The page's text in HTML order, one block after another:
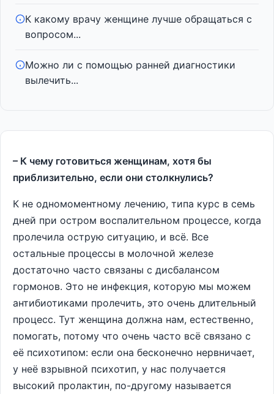
К какому врачу женщине лучше обращаться с
вопросом...
Можно ли с помощью ранней диагностики
вылечить...
– К чему готовиться женщинам, хотя бы
приблизительно, если они столкнулись?
К не одномоментному лечению, типа курс в семь
дней при остром воспалительном процессе, когда
пролечила острую ситуацию, и всё. Все
остальные процессы в молочной железе
достаточно часто связаны с дисбалансом
гормонов. Это не инфекция, которую мы можем
антибиотиками пролечить, это очень длительный
процесс. Тут женщина должна нам, естественно,
помогать, потому что очень часто всё связано с
её психотипом: если она бесконечно нервничает,
у неё взрывной психотип, у нас получается
высокий пролактин, по-другому называется